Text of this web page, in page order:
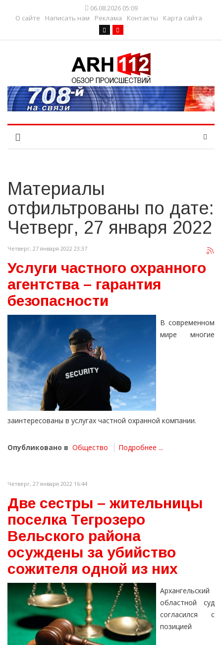
06.08.2026 05:09
О сайте
Написать нам Реклама Контакты Карта сайта
Материалы
отфильтрованы по дате:
Четверг, 27 января 2022
Четверг, 27 января 2022 23:37
Услуги частного охранного
агентства – гарантия
безопасности
В современном
мире многие
заинтересованы в услугах частной охранной компании.
Опубликовано в Общество Подробнее ...
Четверг, 27 января 2022 16:44
Две сестры – жительницы
поселка Тегрозеро
Вельского района
осуждены за убийство
сожителя одной из них
Архангельский
областной суд
согласился с
позицией